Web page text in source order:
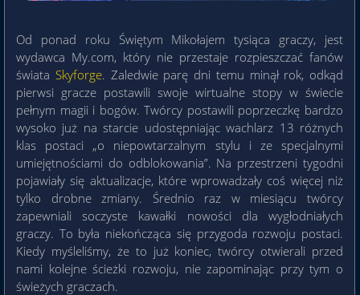
Od ponad roku Świętym Mikołajem tysiąca graczy, jest
wydawca My.com, który nie przestaje rozpieszczać fanów
świata Skyforge. Zaledwie parę dni temu minął rok, odkąd
pierwsi gracze postawili swoje wirtualne stopy w świecie
pełnym magii i bogów. Twórcy postawili poprzeczkę bardzo
wysoko już na starcie udostępniając wachlarz 13 różnych
klas postaci „o niepowtarzalnym stylu i ze specjalnymi
umiejętnościami do odblokowania”. Na przestrzeni tygodni
pojawiały się aktualizacje, które wprowadzały coś więcej niż
tylko drobne zmiany. Średnio raz w miesiącu twórcy
zapewniali soczyste kawałki nowości dla wygłodniałych
graczy. To była niekończąca się przygoda rozwoju postaci.
Kiedy myśleliśmy, że to już koniec, twórcy otwierali przed
nami kolejne ścieżki rozwoju, nie zapominając przy tym o
świeżych graczach.